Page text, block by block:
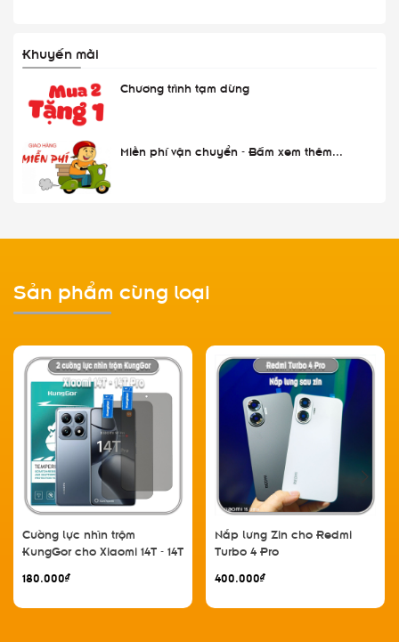
Khuyến mãi
Chương trình tạm dừng
Miễn phí vận chuyển - Bấm xem thêm...
Sản phẩm cùng loại
Cường lực nhìn trộm
KungGor cho Xiaomi 14T - 14T
miếng
180.000₫
Nắp lưng Zin cho Redmi
Turbo 4 Pro
400.000₫